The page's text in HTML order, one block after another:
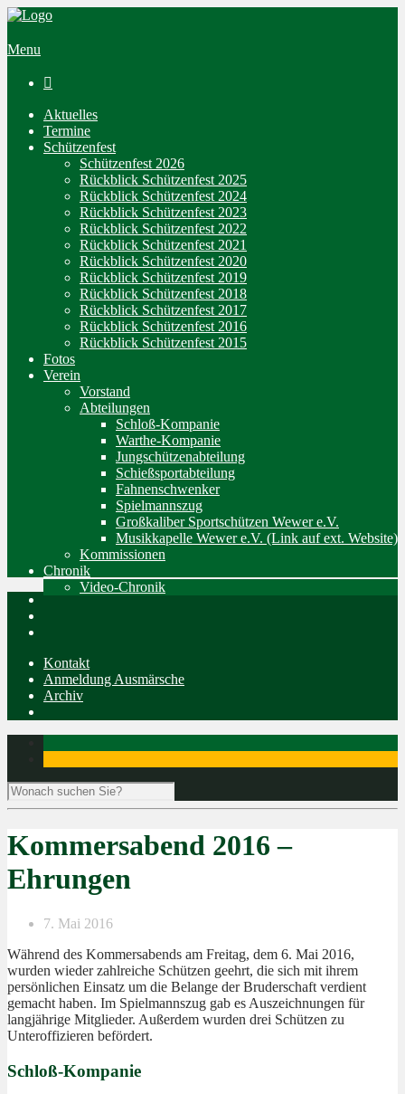
Menu

Aktuelles
Termine
Schützenfest
Schützenfest 2026
Rückblick Schützenfest 2025
Rückblick Schützenfest 2024
Rückblick Schützenfest 2023
Rückblick Schützenfest 2022
Rückblick Schützenfest 2021
Rückblick Schützenfest 2020
Rückblick Schützenfest 2019
Rückblick Schützenfest 2018
Rückblick Schützenfest 2017
Rückblick Schützenfest 2016
Rückblick Schützenfest 2015
Fotos
Verein
Vorstand
Abteilungen
Schloß-Kompanie
Warthe-Kompanie
Jungschützenabteilung
Schießsportabteilung
Fahnenschwenker
Spielmannszug
Großkaliber Sportschützen Wewer e.V.
Musikkapelle Wewer e.V. (Link auf ext. Website)
Kommissionen
Chronik
Video-Chronik
Kontakt
Anmeldung Ausmärsche
Archiv
Kommersabend 2016 –
Ehrungen
7. Mai 2016
Während des Kommersabends am Freitag, dem 6. Mai 2016,
wurden wieder zahlreiche Schützen geehrt, die sich mit ihrem
persönlichen Einsatz um die Belange der Bruderschaft verdient
gemacht haben. Im Spielmannszug gab es Auszeichnungen für
langjährige Mitglieder. Außerdem wurden drei Schützen zu
Unteroffizieren befördert.
Schloß-Kompanie